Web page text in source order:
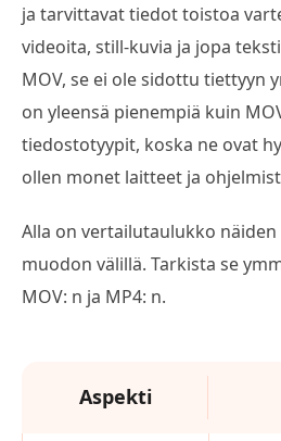
ja tarvittavat tiedot toistoa
videoita, still-kuvia ja jopa
MOV, se ei ole sidottu tiettyyn
on yleensä pienempiä kuin
tiedostotyypit, koska ne ovat
ollen monet laitteet ja
Alla on vertailutaulukko
muodon välillä. Tarkista se
MOV: n ja MP4: n.
Aspekti